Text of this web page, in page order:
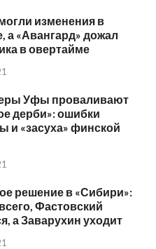
изменения в
а «Авангард» дожал
в овертайме
Уфы проваливают
дерби»: ошибки
и «засуха» финской
решение в «Сибири»:
Фастовский
а Заварухин уходит